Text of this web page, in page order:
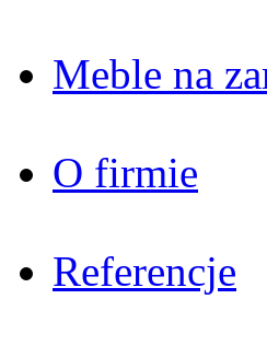
Meble na
O firmie
Referencje